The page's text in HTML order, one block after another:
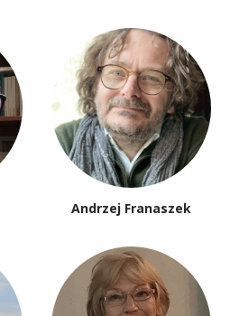
Andrzej Franaszek